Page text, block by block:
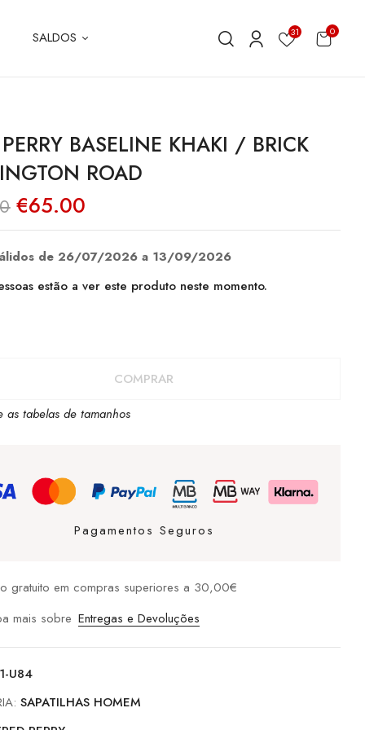
SALDOS 31 0
BASELINE KHAKI / BRICK
ROAD
O
preço
original
€130.00.
€65.00
atual
€65.00.
de 26/07/2026 a 13/09/2026
estão a ver este produto neste momento.
COMPRAR
as tabelas de tamanhos
Pagamentos Seguros
gratuito em compras superiores a 30,00€
mais sobre Entregas e Devoluções
U84
SAPATILHAS HOMEM